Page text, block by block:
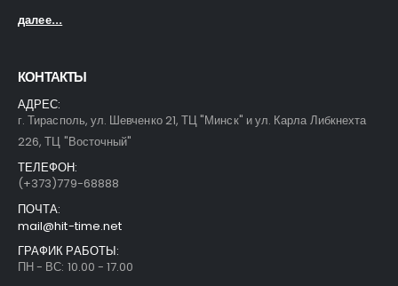
далее...
КОНТАКТЫ
АДРЕС:
г. Тирасполь, ул. Шевченко 21, ТЦ "Минск" и ул. Карла Либкнехта
226, ТЦ "Восточный"
ТЕЛЕФОН:
(+373)779-68888
ПОЧТА:
mail@hit-time.net
ГРАФИК РАБОТЫ:
ПН - ВС: 10.00 - 17.00